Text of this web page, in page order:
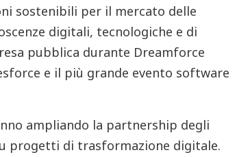
sostenibili per il mercato delle
digitali, tecnologiche e di
pubblica durante Dreamforce
e il più grande evento software
ampliando la partnership degli
progetti di trasformazione digitale.